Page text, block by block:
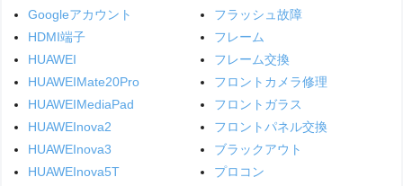
Googleアカウント
HDMI端子
HUAWEI
HUAWEIMate20Pro
HUAWEIMediaPad
HUAWEInova2
HUAWEInova3
HUAWEInova5T
フラッシュ故障
フレーム
フレーム交換
フロントカメラ修理
フロントガラス
フロントパネル交換
ブラックアウト
プロコン